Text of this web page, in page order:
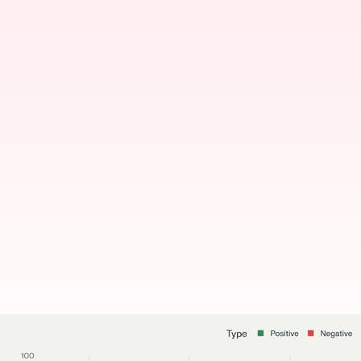
Ａｉパフォーマンス向上のため